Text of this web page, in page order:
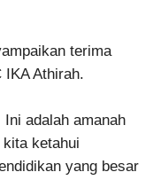
terima
Athirah.
adalah amanah
ketahui
yang besar